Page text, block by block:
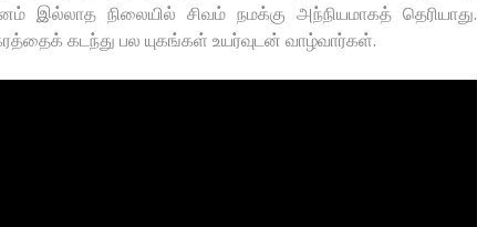
நிலையில் சிவம் நமக்கு அந்நியமாகத் தெரியாது.
கடந்து பல யுகங்கள் உயர்வுடன் வாழ்வார்கள்.